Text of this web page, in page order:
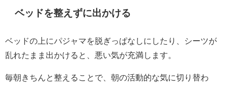
ベッドを整えずに出かける
ベッドの上にパジャマを脱ぎっぱなしにしたり、シーツが
乱れたまま出かけると、悪い気が充満します。
毎朝きちんと整えることで、朝の活動的な気に切り替わ